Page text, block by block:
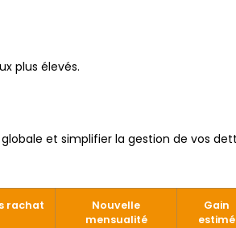
plus élevés.
et simplifier la gestion de vos
rachat
Nouvelle
mensualité
Gain
estimé